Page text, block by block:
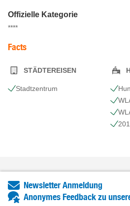
Offizielle Kategorie
****
Facts
STÄDTEREISEN
Stadtzentrum
Newsletter Anmeldung
Anonymes Feedback zu